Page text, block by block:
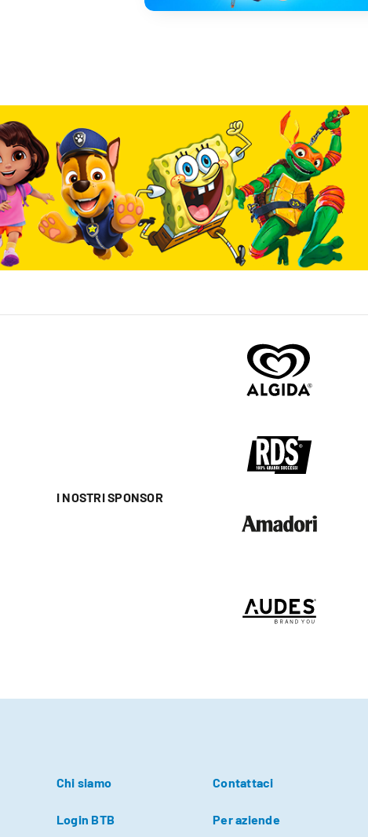
I NOSTRI SPONSOR
Chi siamo Contattaci
Login BTB Per aziende